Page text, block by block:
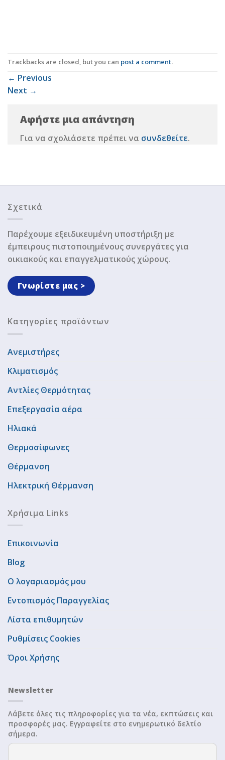
Trackbacks are closed, but you can post a comment.
← Previous
Next →
Αφήστε μια απάντηση
Για να σχολιάσετε πρέπει να συνδεθείτε.
Σχετικά
Παρέχουμε εξειδικευμένη υποστήριξη με
έμπειρους πιστοποιημένους συνεργάτες για
οικιακούς και επαγγελματικούς χώρους.
Γνωρίστε μας >
Κατηγορίες προϊόντων
Ανεμιστήρες
Κλιματισμός
Αντλίες Θερμότητας
Επεξεργασία αέρα
Ηλιακά
Θερμοσίφωνες
Θέρμανση
Ηλεκτρική Θέρμανση
Χρήσιμα Links
Επικοινωνία
Blog
Ο λογαριασμός μου
Εντοπισμός Παραγγελίας
Λίστα επιθυμητών
Ρυθμίσεις Cookies
Όροι Χρήσης
Newsletter
Λάβετε όλες τις πληροφορίες για τα νέα, εκπτώσεις και
προσφορές μας. Εγγραφείτε στο ενημερωτικό δελτίο
σήμερα.